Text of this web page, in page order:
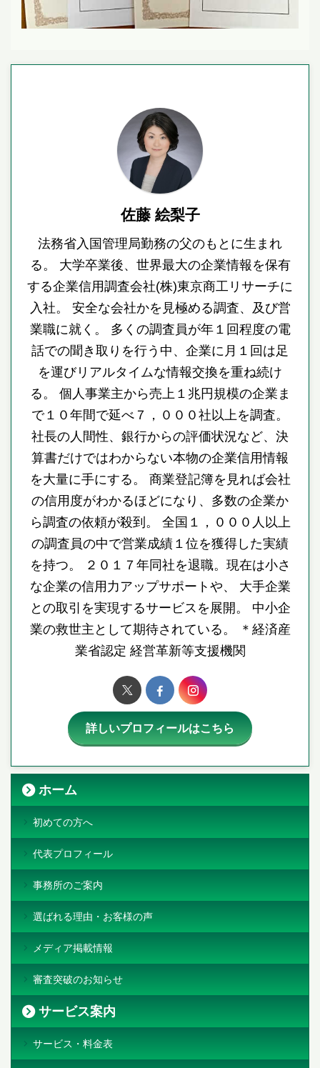
佐藤 絵梨子
法務省入国管理局勤務の父のもとに生まれ
る。 大学卒業後、世界最大の企業情報を保有
する企業信用調査会社(株)東京商工リサーチに
入社。 安全な会社かを見極める調査、及び営
業職に就く。 多くの調査員が年１回程度の電
話での聞き取りを行う中、企業に月１回は足
を運びリアルタイムな情報交換を重ね続け
る。 個人事業主から売上１兆円規模の企業ま
で１０年間で延べ７，０００社以上を調査。
社長の人間性、銀行からの評価状況など、決
算書だけではわからない本物の企業信用情報
を大量に手にする。 商業登記簿を見れば会社
の信用度がわかるほどになり、多数の企業か
ら調査の依頼が殺到。 全国１，０００人以上
の調査員の中で営業成績１位を獲得した実績
を持つ。 ２０１７年同社を退職。現在は小さ
な企業の信用力アップサポートや、 大手企業
との取引を実現するサービスを展開。 中小企
業の救世主として期待されている。 ＊経済産
業省認定 経営革新等支援機関
詳しいプロフィールはこちら
ホーム
初めての方へ
代表プロフィール
事務所のご案内
選ばれる理由・お客様の声
メディア掲載情報
審査突破のお知らせ
サービス案内
サービス・料金表